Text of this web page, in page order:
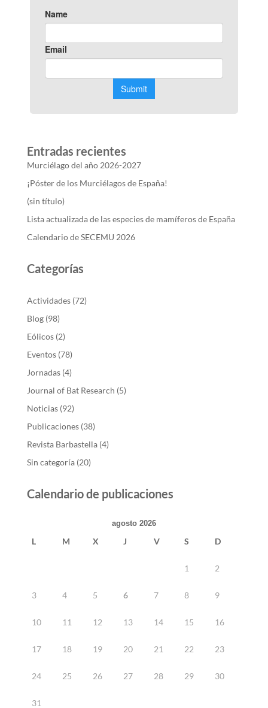
Entradas recientes
Murciélago del año 2026-2027
¡Póster de los Murciélagos de España!
(sin título)
Lista actualizada de las especies de mamíferos de España
Calendario de SECEMU 2026
Categorías
Actividades(72)
Blog(98)
Eólicos(2)
Eventos(78)
Jornadas(4)
Journal of Bat Research (5)
Noticias(92)
Publicaciones(38)
Revista Barbastella(4)
Sin categoría(20)
Calendario de publicaciones
agosto 2026
L M X J V S D
1 2
3 4 5 6 7 8 9
10 11 12 13 14 15 16
17 18 19 20 21 22 23
24 25 26 27 28 29 30
31